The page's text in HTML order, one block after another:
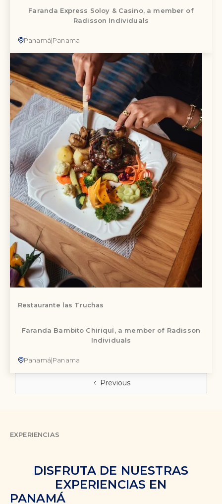
Faranda Express Soloy & Casino, a member of
Radisson Individuals
Panamá|Panama
Restaurante las Truchas
Faranda Bambito Chiriquí, a member of Radisson
Individuals
Panamá|Panama
Previous
EXPERIENCIAS
DISFRUTA DE NUESTRAS
EXPERIENCIAS EN
PANAMÁ